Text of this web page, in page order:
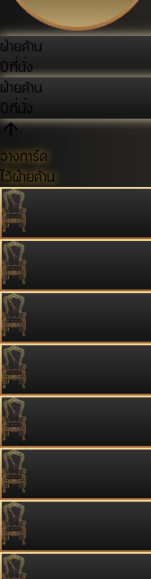
ฝ่ายค้าน
0ที่นั่ง
ฝ่ายค้าน
0ที่นั่ง
วางการ์ด
ไว้ฝ่ายค้าน